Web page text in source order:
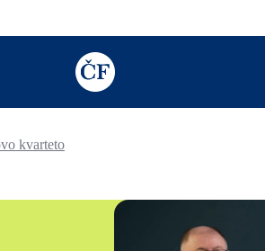
TODO: Add description for reader
kvarteto